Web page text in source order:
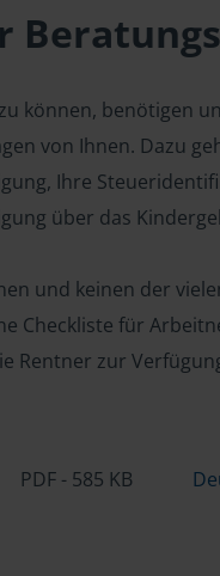
können, benötigen
von Ihnen. Dazu
Ihre
über das
und keinen der
Checkliste für
Rentner zur
PDF - 585 KB